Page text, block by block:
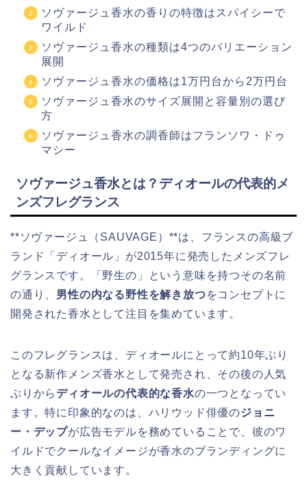
ソヴァージュ香水の香りの特徴はスパイシーで
ワイルド
ソヴァージュ香水の種類は4つのバリエーション
展開
ソヴァージュ香水の価格は1万円台から2万円台
ソヴァージュ香水のサイズ展開と容量別の選び
方
ソヴァージュ香水の調香師はフランソワ・ドゥ
マシー
ソヴァージュ香水とは？ディオールの代表的メ
ンズフレグランス
**ソヴァージュ（SAUVAGE）**は、フランスの高級ブ
ランド「ディオール」が2015年に発売したメンズフレ
グランスです。「野生の」という意味を持つその名前
の通り、 男性の内なる野性を解き放つをコンセプトに
開発された香水として注目を集めています。
このフレグランスは、ディオールにとって約10年ぶり
となる新作メンズ香水として発売され、その後の人気
ぶりから ディオールの代表的な香水の一つとなってい
ます。特に印象的なのは、ハリウッド俳優のジョニ
ー・デップが広告モデルを務めていることで、彼のワ
イルドでクールなイメージが香水のブランディングに
大きく貢献しています。